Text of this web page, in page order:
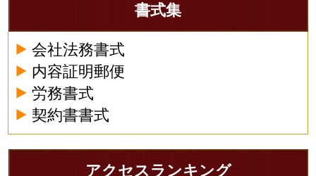
書式集
会社法務書式
内容証明郵便
労務書式
契約書書式
アクセスランキング